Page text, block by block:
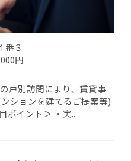
番３
円
戸別訪問により、賃貸事
ションを建てるご提案等)
ポイント＞ ・実...